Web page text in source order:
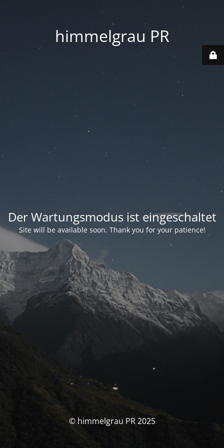
himmelgrau PR
Der Wartungsmodus ist eingeschaltet
Site will be available soon. Thank you for your patience!
© himmelgrau PR 2025